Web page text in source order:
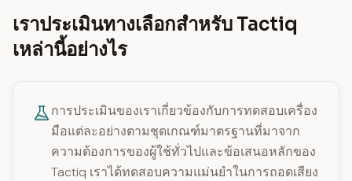
เราประเมินทางเลือกสำหรับ Tactiq
เหล่านี้อย่างไร
การประเมินของเราเกี่ยวข้องกับการทดสอบเครื่อง
มือแต่ละอย่างตามชุดเกณฑ์มาตรฐานที่มาจาก
ความต้องการของผู้ใช้ทั่วไปและข้อเสนอหลักของ
Tactiq เราได้ทดสอบความแม่นยำในการถอดเสียง